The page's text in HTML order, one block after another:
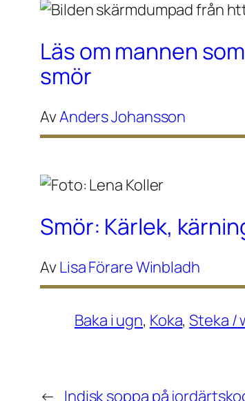
Läs om mannen
smör
AvAnders Johansson
Smör: Kärlek,
AvLisa Förare Winbladh
Baka i ugn, Koka, Steka /
← Indisk soppa på